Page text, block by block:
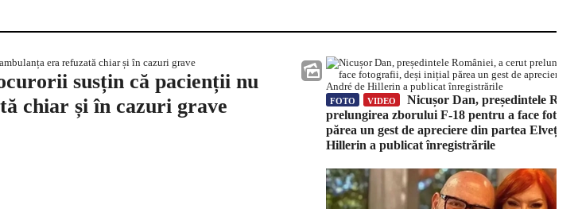
susțin că pacienții nu
chiar și în cazuri grave
FOTO VIDEO
Nicușor Dan, președintele
prelungirea zborului F‑18 pentru a face
părea un gest de apreciere din partea
Hillerin a publicat înregistrările